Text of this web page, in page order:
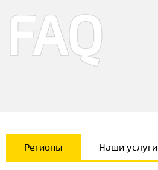
FAQ
Регионы Наши услуги